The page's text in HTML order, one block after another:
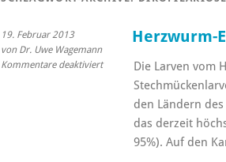
19. Februar 2013
von Dr. Uwe Wagemann
Kommentare deaktiviertfür
Herzwurm-
Dirofilariose
Herzwurm-
Die Larven vom
den Ländern
das derzeit
95%). Auf den